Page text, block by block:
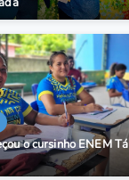
o cursinho ENEM Tá